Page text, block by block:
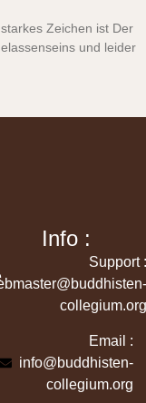
Zeichen ist Der
und leider
Info :
Support :
collegium.org
Email :
info@buddhisten-
collegium.org